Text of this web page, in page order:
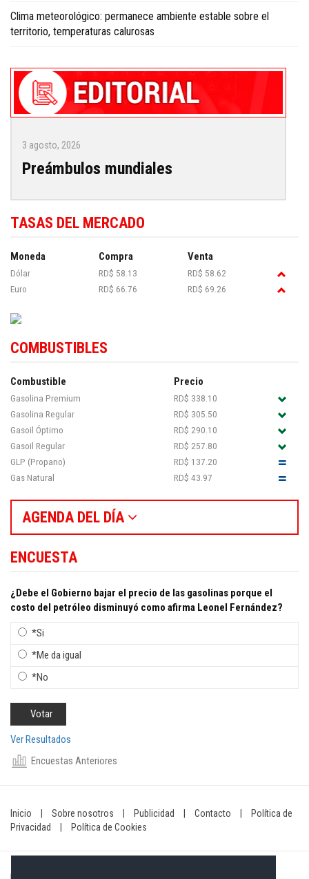
Clima meteorológico: permanece ambiente estable sobre el
territorio, temperaturas calurosas
3 agosto, 2026
Preámbulos mundiales
TASAS DEL MERCADO
Moneda Compra Venta
Dólar RD$ 58.13
RD$ 58.62
Euro
RD$ 66.76 RD$ 69.26
COMBUSTIBLES
Combustible Precio
Gasolina Premium
RD$ 338.10
Gasolina Regular
RD$ 305.50
Gasoil Óptimo
RD$ 290.10
Gasoil Regular
RD$ 257.80
GLP (Propano)
RD$ 137.20
Gas Natural
RD$ 43.97
AGENDA DEL DÍA
ENCUESTA
¿Debe el Gobierno bajar el precio de las gasolinas porque el
costo del petróleo disminuyó como afirma Leonel Fernández?
*Si
*Me da igual
*No
Ver Resultados
Encuestas Anteriores
Inicio Sobre nosotros Publicidad Contacto
Política de
Privacidad
Política de Cookies